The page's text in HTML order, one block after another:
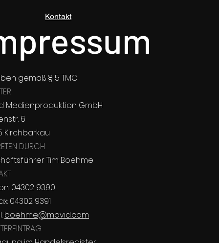
Kontakt
gemäß § 5 TMG
Medienproduktion GmbH
6
Kirchbarkau
DURCH
Tim Boehme
04302 9390
04302 9391
boehme@movid.com